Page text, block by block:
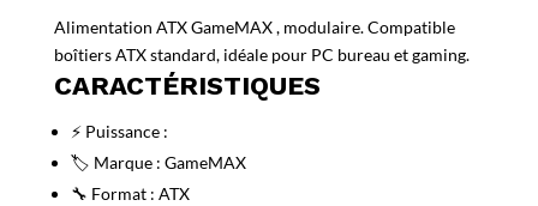
Alimentation ATX GameMAX , modulaire. Compatible
boîtiers ATX standard, idéale pour PC bureau et gaming.
CARACTÉRISTIQUES
⚡ Puissance :
🏷️ Marque : GameMAX
🔧 Format : ATX